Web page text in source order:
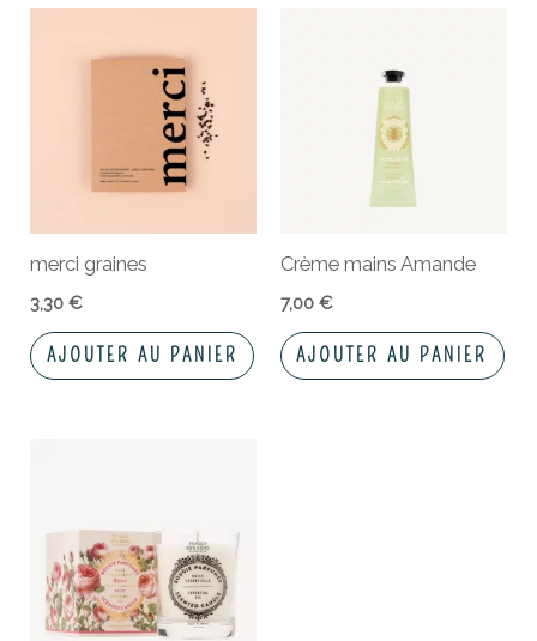
merci graines
3,30€
AJOUTER AU PANIER
Crème mains Amande
7,00 €
AJOUTER AU PANIER